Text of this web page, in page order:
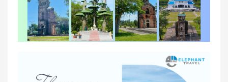
So sánh thuê xe tự lái và thuê xe có tài xế tại Huế